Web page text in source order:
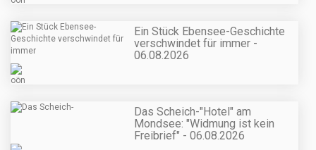
Ein Stück Ebensee-Geschichte
verschwindet für immer -
06.08.2026
Das Scheich-"Hotel" am
Mondsee: "Widmung ist kein
Freibrief" - 06.08.2026